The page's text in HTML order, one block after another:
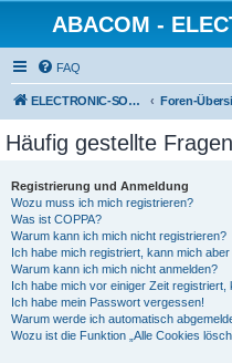
ABACOM -
FAQ
ELECTRONIC-SOFWARE-SHOP Foren-
Häufig gestellte Fragen
Registrierung und Anmeldung
Wozu muss ich mich registrieren?
Was ist COPPA?
Warum kann ich mich nicht registrieren?
Ich habe mich registriert, kann mich aber
Warum kann ich mich nicht anmelden?
Ich habe mich vor einiger Zeit
Ich habe mein Passwort vergessen!
Warum werde ich automatisch
Wozu ist die Funktion „Alle Cookies